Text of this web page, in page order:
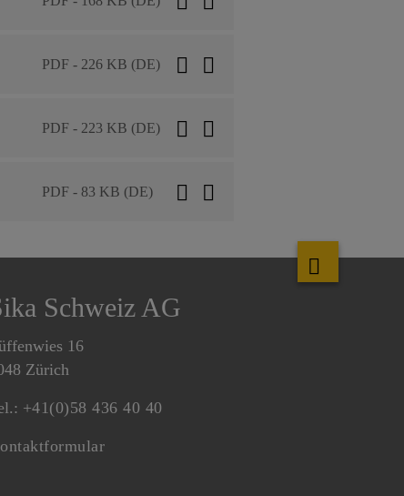
PDF - 226 KB (DE)
PDF - 223 KB (DE)
PDF - 83 KB (DE)
Schweiz AG
16
Zürich
+41(0)58 436 40 40